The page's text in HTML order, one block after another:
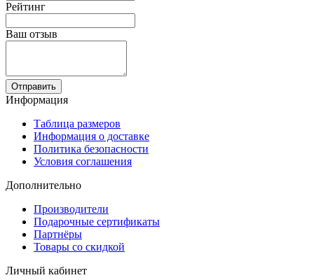
Рейтинг
Ваш отзыв
Отправить
Информация
Таблица размеров
Информация о доставке
Политика безопасности
Условия соглашения
Дополнительно
Производители
Подарочные сертификаты
Партнёры
Товары со скидкой
Личный кабинет